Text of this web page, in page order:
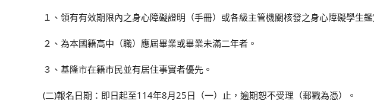
１、領有有效期限內之身心障礙證明（手冊）或各級主管機關核發之身心障礙學生鑑
２、為本國籍高中（職）應屆畢業或畢業未滿二年者。
３、基隆市在籍市民並有居住事實者優先。
(二)報名日期：即日起至114年8月25日（一）止，逾期恕不受理（郵戳為憑）。